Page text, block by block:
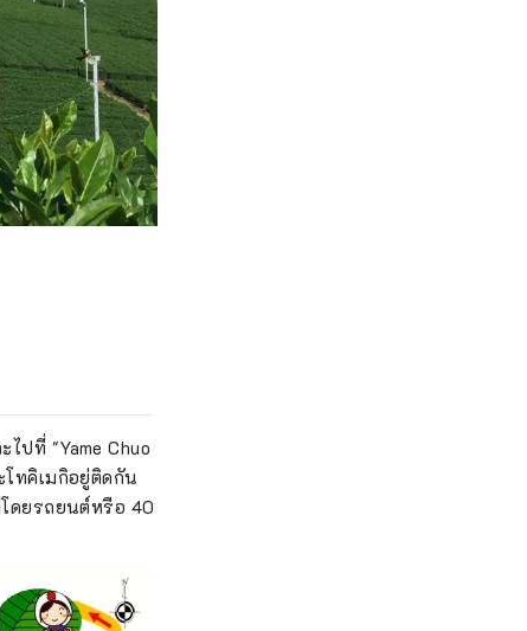
ปที่ "Yame Chuo
ทคิเมกิอยู่ติดกัน
ดยรถยนต์หรือ 40